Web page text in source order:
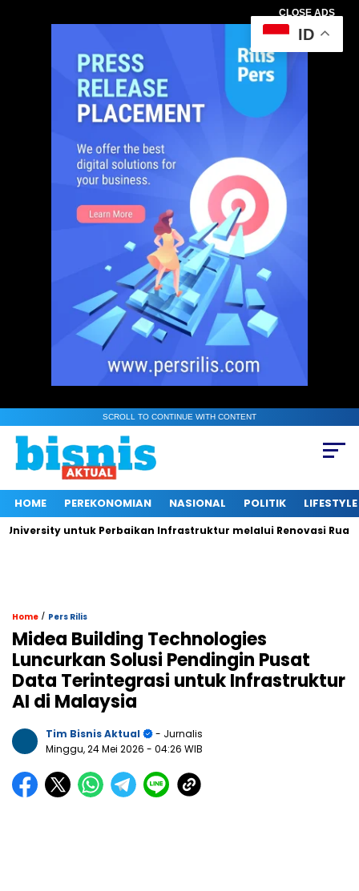
CLOSE ADS
SCROLL TO CONTINUE WITH CONTENT
HOME PEREKONOMIAN NASIONAL POLITIK LIFESTYLE
untuk Perbaikan Infrastruktur melalui Renovasi Ruang
Home / Pers Rilis
Midea Building Technologies
Luncurkan Solusi Pendingin Pusat
Data Terintegrasi untuk Infrastruktur
AI di Malaysia
Tim Bisnis Aktual
- Jurnalis
Minggu, 24 Mei 2026 - 04:26 WIB
ID